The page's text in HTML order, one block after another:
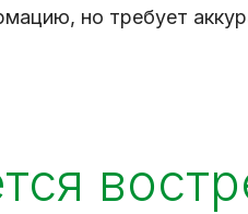
но требует